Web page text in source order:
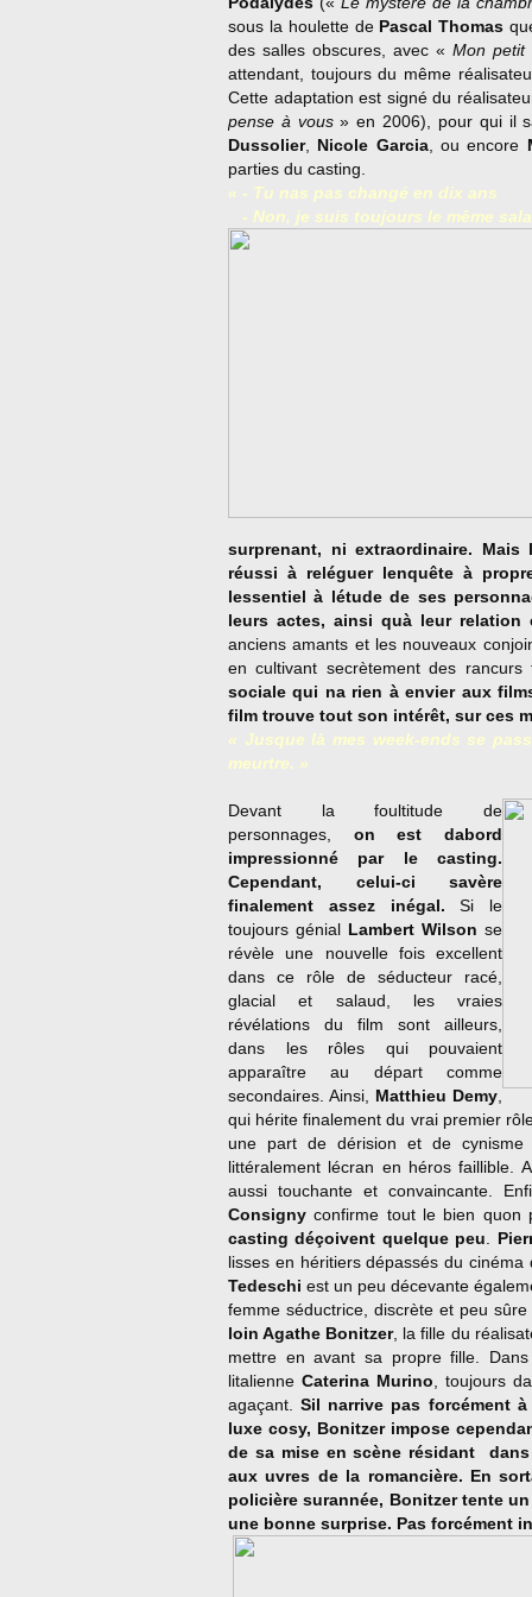
sous la houlette de Pascal Thomas
des salles obscures, avec « Mon petit
attendant, toujours du même
Cette adaptation est signé du
pense à vous» en 2006), pour qui il
Dussolier, Nicole Garcia, ou encore
parties du casting.
« - Tu nas pas changé en dix ans
- Non, je suis toujours le même
surprenant, ni extraordinaire. Mais
réussi à reléguer lenquête à
lessentiel à létude de ses
leurs actes, ainsi quà leur relation
anciens amants et les nouveaux
en cultivant secrètement des rancurs
sociale qui na rien à envier aux
film trouve tout son intérêt, sur ces
« Jusque là mes week-ends se
meurtre. »
Devant la foultitude de
personnages, on est dabord
impressionné par le casting.
Cependant, celui-ci savère
finalement assez inégal. Si le
toujours génial Lambert Wilson se
révèle une nouvelle fois excellent
dans ce rôle de séducteur racé,
glacial et salaud, les vraies
révélations du film sont ailleurs,
dans les rôles qui pouvaient
apparaître au départ comme
secondaires. Ainsi, Matthieu Demy
qui hérite finalement du vrai premier
une part de dérision et de cynisme
littéralement lécran en héros faillible.
aussi touchante et convaincante.
Consigny confirme tout le bien quon
casting déçoivent quelque peu
lisses en héritiers dépassés du
Tedeschi est un peu décevante
femme séductrice, discrète et peu sûre
loin Agathe Bonitzer, la fille du
mettre en avant sa propre fille.
litalienneCaterina Murino , toujours
agaçant.Sil narrive pas
luxe cosy, Bonitzer impose
de sa mise en scène résidant
aux uvres de la romancière. En
policière surannée, Bonitzer tente
une bonne surprise. Pas forcément